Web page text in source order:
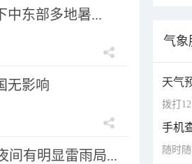
中东部多地暑...
无影响
间有明显雷雨局...
气象
天气
拨打
手机
随时